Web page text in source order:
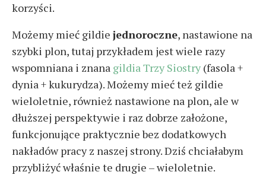
korzyści.
Możemy mieć gildie jednoroczne, nastawione na
szybki plon, tutaj przykładem jest wiele razy
wspomniana i znana gildia Trzy Siostry (fasola +
dynia + kukurydza). Możemy mieć też gildie
wieloletnie, również nastawione na plon, ale w
dłuższej perspektywie i raz dobrze założone,
funkcjonujące praktycznie bez dodatkowych
nakładów pracy z naszej strony. Dziś chciałabym
przybliżyć właśnie te drugie – wieloletnie.